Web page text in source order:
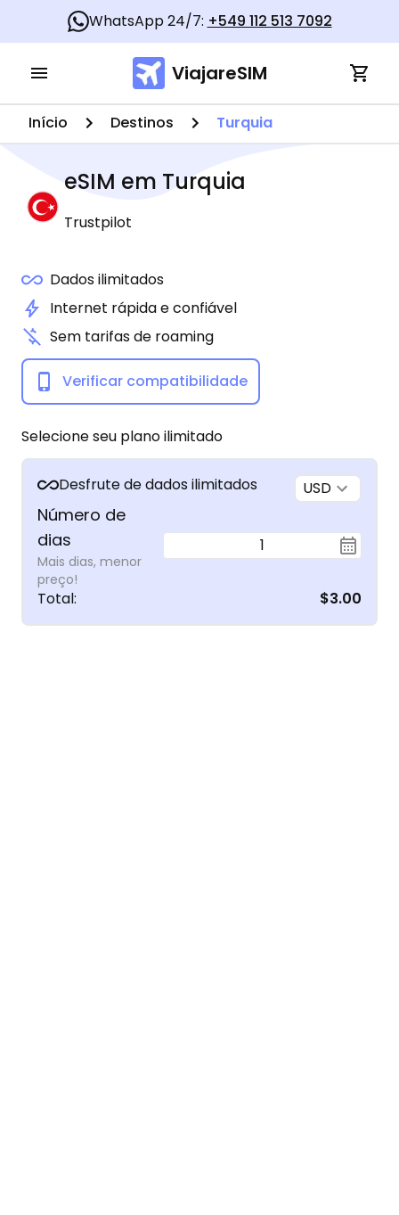
WhatsApp 24/7: +549 112 513 7092
ViajareSIM
Início Destinos Turquia
eSIM em Turquia
Trustpilot
Dados ilimitados
Internet rápida e confiável
Sem tarifas de roaming
Verificar compatibilidade
Selecione seu plano ilimitado
Desfrute de dados ilimitados USD
Número de
dias
Mais dias, menor
preço!
1
Total: $3.00